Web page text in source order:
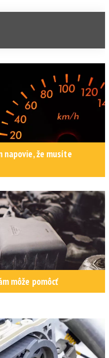
napovie, že musíte
môže pomôcť